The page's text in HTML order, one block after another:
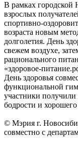
В рамках городской
взрослых
спортивно-
возраста новым
долголетия. День
свежем воздухе,
рационального
«здоровое-
День здоровья
функциональной
участники
бодрости и
© Мэрия г.
совместно с